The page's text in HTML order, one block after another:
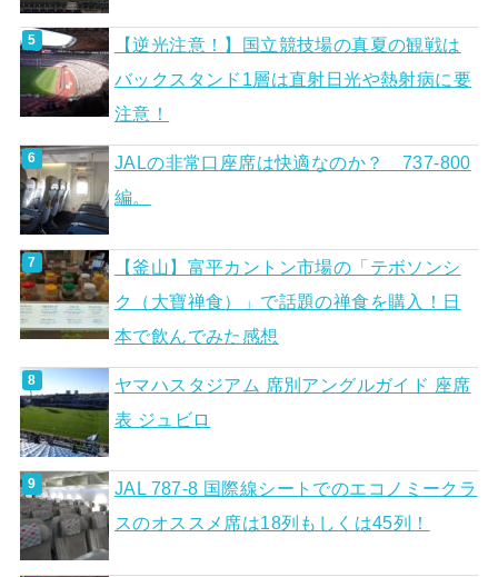
【逆光注意！】国立競技場の真夏の観戦は
バックスタンド1層は直射日光や熱射病に要
注意！
JALの非常口座席は快適なのか？ 737-800
編。
【釜山】富平カントン市場の「テボソンシ
ク（大寶禅食）」で話題の禅食を購入！日
本で飲んでみた感想
ヤマハスタジアム 席別アングルガイド 座席
表 ジュビロ
JAL 787-8 国際線シートでのエコノミークラ
スのオススメ席は18列もしくは45列！